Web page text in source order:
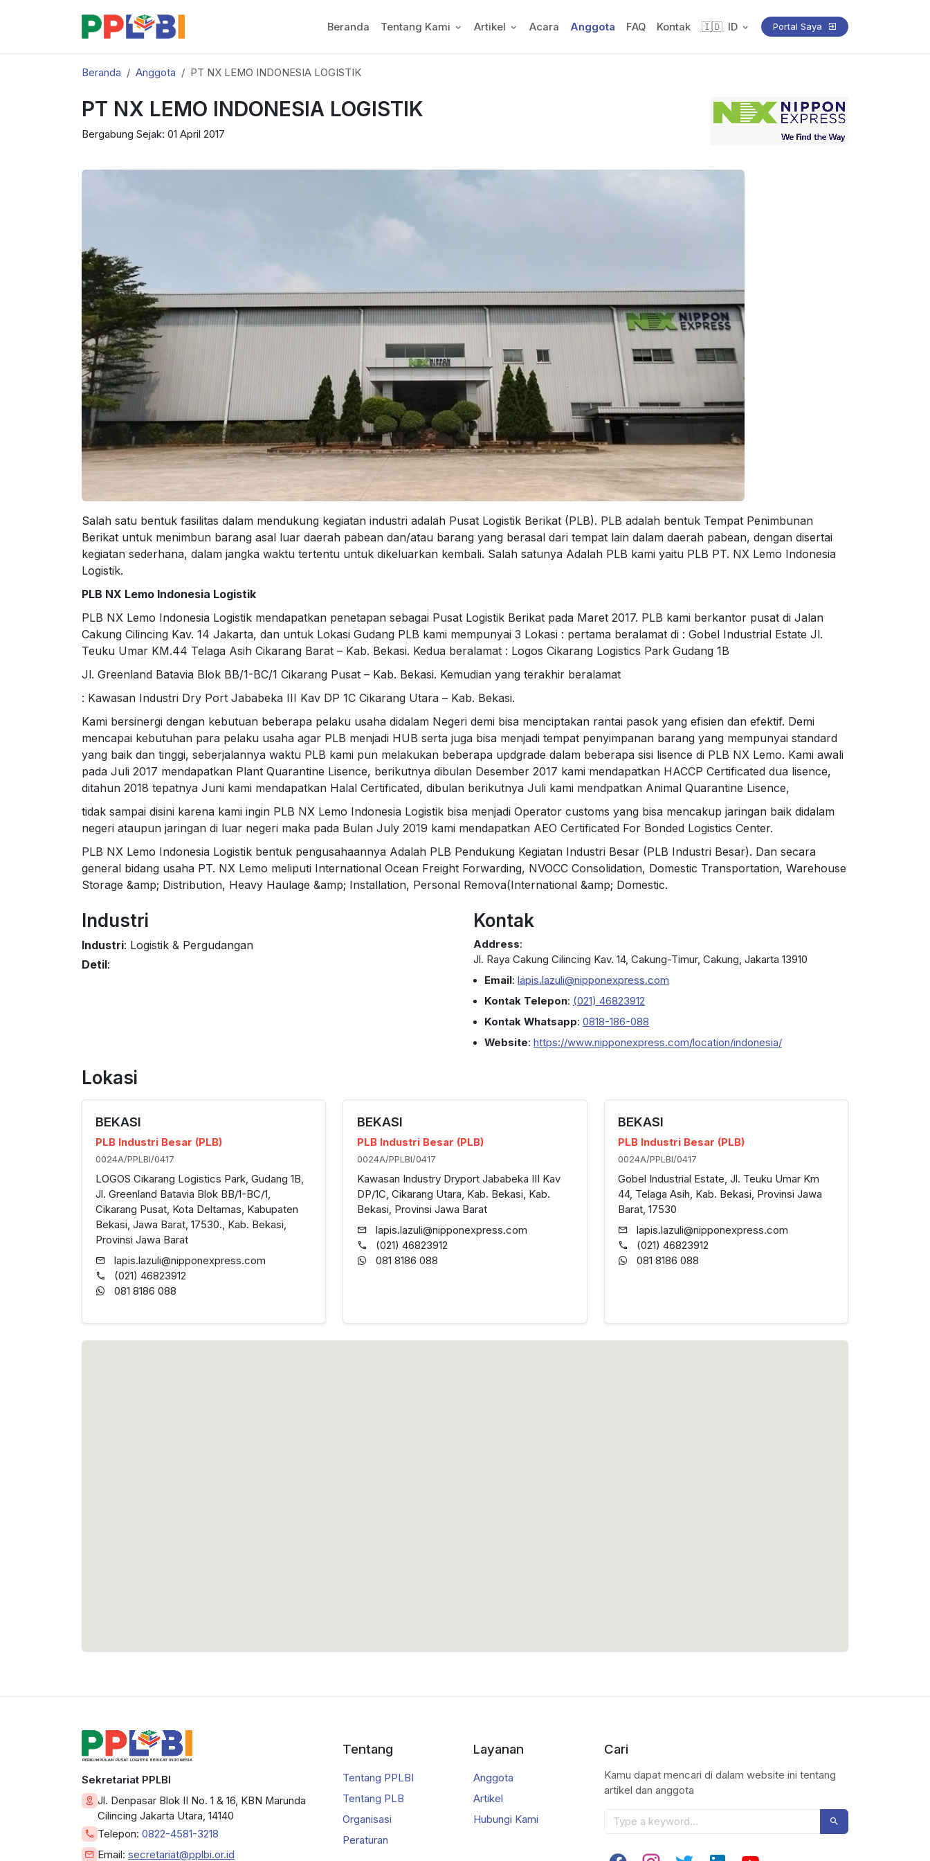
Beranda Tentang Kami Artikel Acara Anggota FAQ Kontak 🇮🇩 ID Portal Saya
Beranda Anggota PT NX LEMO INDONESIA LOGISTIK
PT NX LEMO INDONESIA LOGISTIK
Bergabung Sejak: 01 April 2017
Salah satu bentuk fasilitas dalam mendukung kegiatan industri adalah Pusat Logistik Berikat (PLB). PLB adalah bentuk Tempat Penimbunan
Berikat untuk menimbun barang asal luar daerah pabean dan/atau barang yang berasal dari tempat lain dalam daerah pabean, dengan disertai
kegiatan sederhana, dalam jangka waktu tertentu untuk dikeluarkan kembali. Salah satunya Adalah PLB kami yaitu PLB PT. NX Lemo Indonesia
Logistik.
PLB NX Lemo Indonesia Logistik
PLB NX Lemo Indonesia Logistik mendapatkan penetapan sebagai Pusat Logistik Berikat pada Maret 2017. PLB kami berkantor pusat di Jalan
Cakung Cilincing Kav. 14 Jakarta, dan untuk Lokasi Gudang PLB kami mempunyai 3 Lokasi : pertama beralamat di : Gobel Industrial Estate Jl.
Teuku Umar KM.44 Telaga Asih Cikarang Barat – Kab. Bekasi. Kedua beralamat : Logos Cikarang Logistics Park Gudang 1B
Jl. Greenland Batavia Blok BB/1-BC/1 Cikarang Pusat – Kab. Bekasi. Kemudian yang terakhir beralamat
: Kawasan Industri Dry Port Jababeka III Kav DP 1C Cikarang Utara – Kab. Bekasi.
Kami bersinergi dengan kebutuan beberapa pelaku usaha didalam Negeri demi bisa menciptakan rantai pasok yang efisien dan efektif. Demi
mencapai kebutuhan para pelaku usaha agar PLB menjadi HUB serta juga bisa menjadi tempat penyimpanan barang yang mempunyai standard
yang baik dan tinggi, seberjalannya waktu PLB kami pun melakukan beberapa updgrade dalam beberapa sisi lisence di PLB NX Lemo. Kami awali
pada Juli 2017 mendapatkan Plant Quarantine Lisence, berikutnya dibulan Desember 2017 kami mendapatkan HACCP Certificated dua lisence,
ditahun 2018 tepatnya Juni kami mendapatkan Halal Certificated, dibulan berikutnya Juli kami mendpatkan Animal Quarantine Lisence,
tidak sampai disini karena kami ingin PLB NX Lemo Indonesia Logistik bisa menjadi Operator customs yang bisa mencakup jaringan baik didalam
negeri ataupun jaringan di luar negeri maka pada Bulan July 2019 kami mendapatkan AEO Certificated For Bonded Logistics Center.
PLB NX Lemo Indonesia Logistik bentuk pengusahaannya Adalah PLB Pendukung Kegiatan Industri Besar (PLB Industri Besar). Dan secara
general bidang usaha PT. NX Lemo meliputi International Ocean Freight Forwarding, NVOCC Consolidation, Domestic Transportation, Warehouse
Storage &amp; Distribution, Heavy Haulage &amp; Installation, Personal Remova(International &amp; Domestic.
Industri
Industri: Logistik & Pergudangan
Detil:
Kontak
Address:
Jl. Raya Cakung Cilincing Kav. 14, Cakung-Timur, Cakung, Jakarta 13910
Email : lapis.lazuli@nipponexpress.com
Kontak Telepon: (021) 46823912
Kontak Whatsapp: 0818-186-088
Website: https://www.nipponexpress.com/location/indonesia/
Lokasi
BEKASI
PLB Industri Besar (PLB)
0024A/PPLBI/0417
LOGOS Cikarang Logistics Park, Gudang 1B,
Jl. Greenland Batavia Blok BB/1-BC/1,
Cikarang Pusat, Kota Deltamas, Kabupaten
Bekasi, Jawa Barat, 17530., Kab. Bekasi,
Provinsi Jawa Barat
lapis.lazuli@nipponexpress.com
(021) 46823912
081 8186 088
BEKASI
PLB Industri Besar (PLB)
0024A/PPLBI/0417
Kawasan Industry Dryport Jababeka III Kav
DP/1C, Cikarang Utara, Kab. Bekasi, Kab.
Bekasi, Provinsi Jawa Barat
lapis.lazuli@nipponexpress.com
(021) 46823912
081 8186 088
BEKASI
PLB Industri Besar (PLB)
0024A/PPLBI/0417
Gobel Industrial Estate, Jl. Teuku Umar Km
44, Telaga Asih, Kab. Bekasi, Provinsi Jawa
Barat, 17530
lapis.lazuli@nipponexpress.com
(021) 46823912
081 8186 088
Sekretariat PPLBI
Jl. Denpasar Blok II No. 1 & 16, KBN Marunda
Cilincing Jakarta Utara, 14140
Telepon: 0822-4581-3218
Email: secretariat@pplbi.or.id
Tentang
Tentang PPLBI
Tentang PLB
Organisasi
Peraturan
Layanan
Anggota
Artikel
Hubungi Kami
Cari
Kamu dapat mencari di dalam website ini tentang
artikel dan anggota